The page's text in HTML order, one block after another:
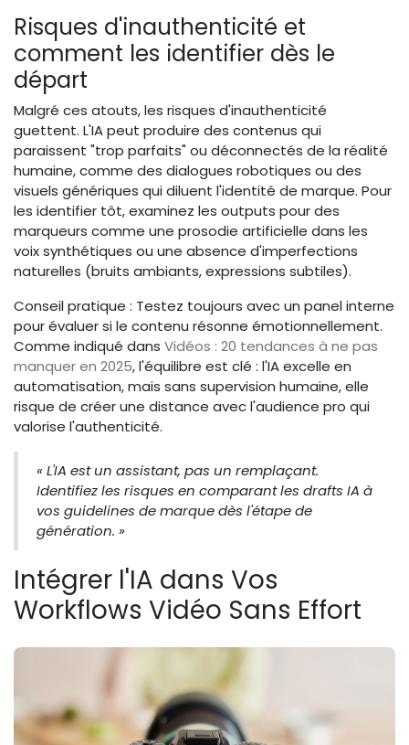
Risques d'inauthenticité et
comment les identifier dès le
départ
Malgré ces atouts, les risques d'inauthenticité
guettent. L'IA peut produire des contenus qui
paraissent "trop parfaits" ou déconnectés de la réalité
humaine, comme des dialogues robotiques ou des
visuels génériques qui diluent l'identité de marque. Pour
les identifier tôt, examinez les outputs pour des
marqueurs comme une prosodie artificielle dans les
voix synthétiques ou une absence d'imperfections
naturelles (bruits ambiants, expressions subtiles).
Conseil pratique : Testez toujours avec un panel interne
pour évaluer si le contenu résonne émotionnellement.
Comme indiqué dans Vidéos : 20 tendances à ne pas
manquer en 2025, l'équilibre est clé : l'IA excelle en
automatisation, mais sans supervision humaine, elle
risque de créer une distance avec l'audience pro qui
valorise l'authenticité.
« L'IA est un assistant, pas un remplaçant.
Identifiez les risques en comparant les drafts IA à
vos guidelines de marque dès l'étape de
génération. »
Intégrer l'IA dans Vos
Workflows Vidéo Sans Effort